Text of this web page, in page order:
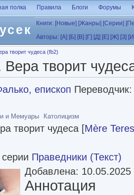
полка Правила Блоги Форумы
Книги: [Новые] [Жанры] [Серии]
Авторы: [А] [Б] [В] [Г] [Д] [Е] [Ж] [З]
творит чудеса (fb2)
Вера творит
епископ
и Мемуары Католицизм
творит чудеса [Mère
Праведники (Текст)
Добавлена: 10.05.2025
Аннотация